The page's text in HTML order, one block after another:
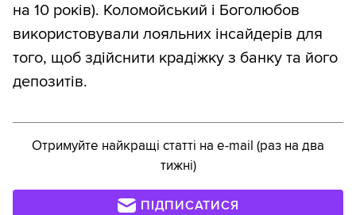
на 10 років). Коломойський і Боголюбов
використовували лояльних інсайдерів для
того, щоб здійснити крадіжку з банку та його
депозитів.
Отримуйте найкращі статті на e-mail (раз на два
тижні)
ПІДПИСАТИСЯ